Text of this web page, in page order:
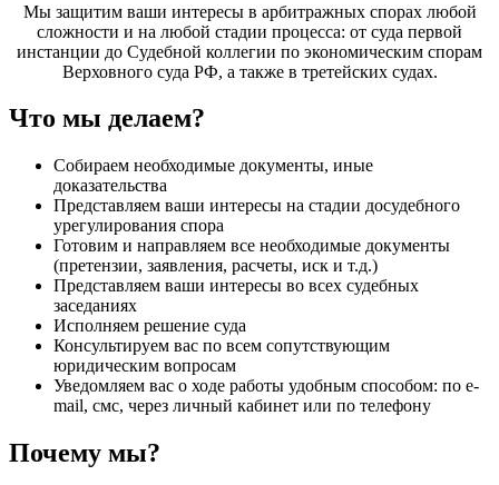
Мы защитим ваши интересы в арбитражных спорах любой
сложности и на любой стадии процесса: от суда первой
инстанции до Судебной коллегии по экономическим спорам
Верховного суда РФ, а также в третейских судах.
Что мы делаем?
Собираем необходимые документы, иные
доказательства
Представляем ваши интересы на стадии досудебного
урегулирования спора
Готовим и направляем все необходимые документы
(претензии, заявления, расчеты, иск и т.д.)
Представляем ваши интересы во всех судебных
заседаниях
Исполняем решение суда
Консультируем вас по всем сопутствующим
юридическим вопросам
Уведомляем вас о ходе работы удобным способом: по e-
mail, смс, через личный кабинет или по телефону
Почему мы?